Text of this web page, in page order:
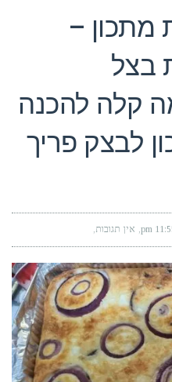
מתכון –
בצל
קלה להכנה
לבצק פריך
11:55 אין תגובות